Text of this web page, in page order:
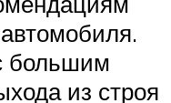
большим
из строя